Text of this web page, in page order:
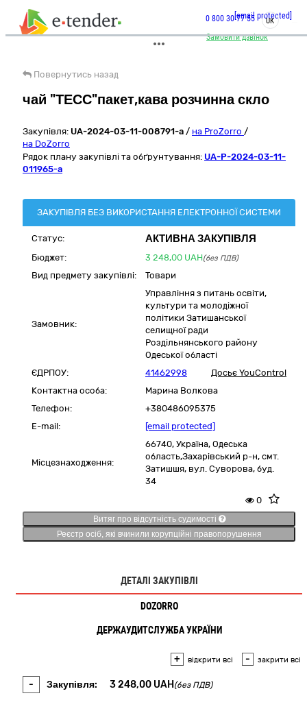
Замовити дзвінок
0 800 30 77 55[email protected]
UK
Повернутись назад
чай "ТЕСС"пакет,кава розчинна скло
Закупівля: UA-2024-03-11-008791-a / на ProZorro /
на DoZorro
Рядок плану закупівлі та обґрунтування: UA-P-2024-03-11-
011965-a
ЗАКУПІВЛЯ БЕЗ ВИКОРИСТАННЯ ЕЛЕКТРОННОЇ СИСТЕМИ
Статус: АКТИВНА ЗАКУПІВЛЯ
Бюджет: 3 248,00 UAH(без ПДВ)
Вид предмету закупівлі: Товари
Замовник:
Управління з питань освіти,
культури та молодіжної
політики Затишанської
селищної ради
Роздільнянського району
Одеської області
ЄДРПОУ:
41462998
Досьє YouControl
Контактна особа:
Марина Волкова
Телефон:
+380486095375
E-mail:
[email protected]
Місцезнаходження:
66740, Україна, Одеська
область,Захарівський р-н, смт.
Затишшя, вул. Суворова, буд.
34
0
Витяг про відсутність судимості
Реєстр осіб, які вчинили корупційні правопорушення
ДЕТАЛІ ЗАКУПІВЛІ
DOZORRO
ДЕРЖАУДИТСЛУЖБА УКРАЇНИ
+ відкрити всі - закрити всі
- Закупівля: 3 248,00 UAH (без ПДВ)